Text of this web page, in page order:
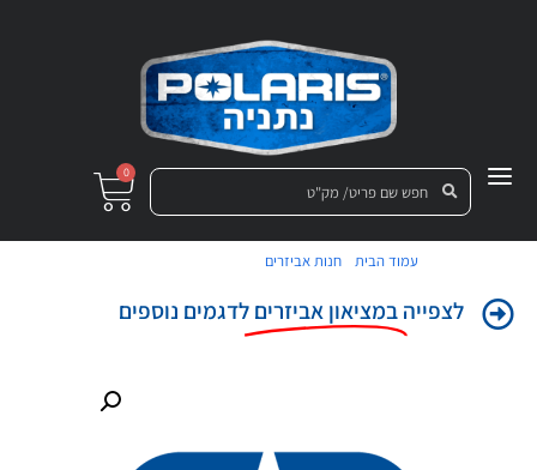
0
עמוד הבית /חנות אביזרים
לצפייהבמציאון אביזרים לדגמים נוספים